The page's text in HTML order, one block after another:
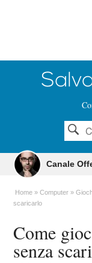
Canale
Home Computer
scaricarlo
Come
senza